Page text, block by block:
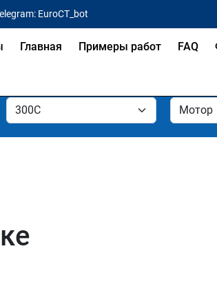
EuroCT_bot
Главная Примеры работ FAQ